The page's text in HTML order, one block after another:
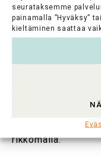
seurataksemme
painamalla ”Hyväksy”
kieltäminen saattaa
Säätiölain mukaan
vahinko, jonka hän
toimitusjohtajalle
ja muulle
rikkomalla.